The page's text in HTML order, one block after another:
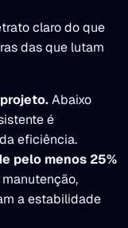
claro do que
das que lutam
Abaixo
é
eficiência.
pelo menos 25%
a estabilidade